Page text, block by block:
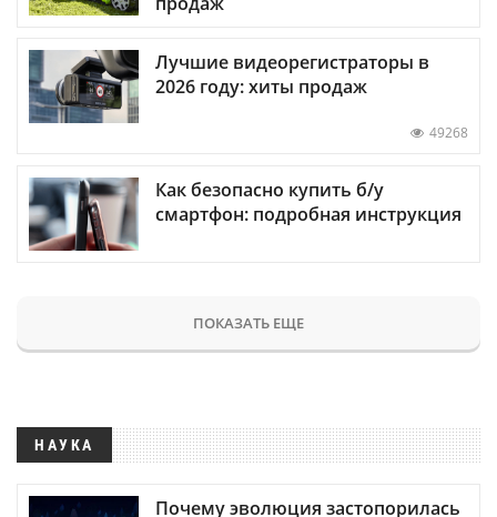
Лучшие видеорегистраторы в
2026 году: хиты продаж
49268
Как безопасно купить б/у
смартфон: подробная инструкция
ПОКАЗАТЬ ЕЩЕ
НАУКА
Почему эволюция застопорилась